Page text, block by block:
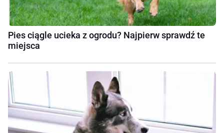
Pies ciągle ucieka z ogrodu? Najpierw sprawdź te
miejsca